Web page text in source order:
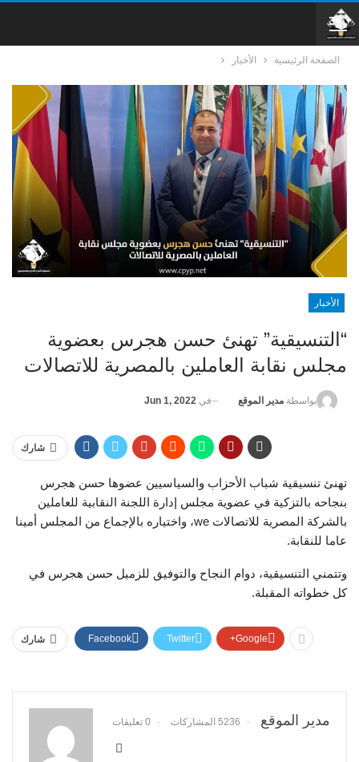
الصفحة الرئيسية الأخبار
الأخبار
“التنسيقية” تهنئ حسن هجرس بعضوية
مجلس نقابة العاملين بالمصرية للاتصالات
بواسطة مدير الموقع في Jun 1, 2022
شارك
تهنئ تنسيقية شباب الأحزاب والسياسيين عضوها حسن هجرس
بنجاحه بالتزكية في عضوية مجلس إدارة اللجنة النقابية للعاملين
بالشركة المصرية للاتصالات we، واختياره بالإجماع من المجلس أمينا
عاما للنقابة.
وتتمني التنسيقية، دوام النجاح والتوفيق للزميل حسن هجرس في
كل خطواته المقبلة.
شارك Facebook Twitter Google+
مدير الموقع 5236 المشاركات 0 تعليقات